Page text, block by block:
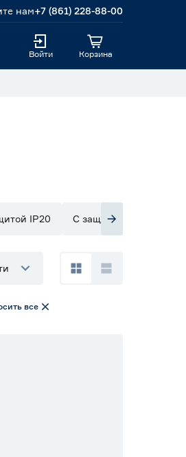
нам+7 (861) 228-88-00
Войти Корзина
IP20 С защитой IP33
все